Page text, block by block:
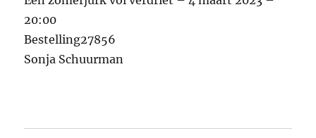
20:00
Bestelling27856
Sonja Schuurman